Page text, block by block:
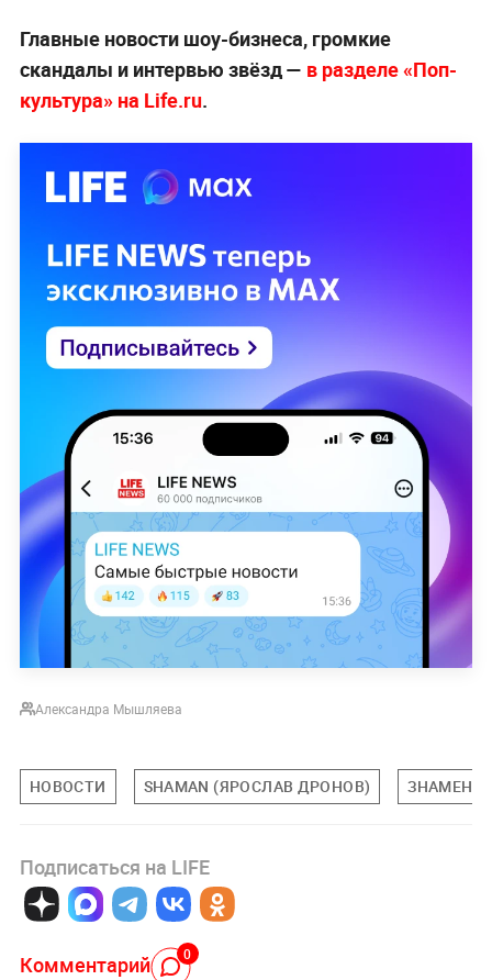
Главные новости шоу-бизнеса, громкие
скандалы и интервью звёзд — в разделе «Поп-
культура» на Life.ru.
Александра Мышляева
НОВОСТИ SHAMAN (ЯРОСЛАВ ДРОНОВ)
Подписаться на LIFE
Комментарий 0